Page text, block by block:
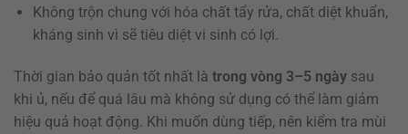
Không trộn chung với hóa chất tẩy rửa, chất diệt khuẩn,
kháng sinh vì sẽ tiêu diệt vi sinh có lợi.
Thời gian bảo quản tốt nhất là trong vòng 3–5 ngày sau
khi ủ, nếu để quá lâu mà không sử dụng có thể làm giảm
hiệu quả hoạt động. Khi muốn dùng tiếp, nên kiểm tra mùi